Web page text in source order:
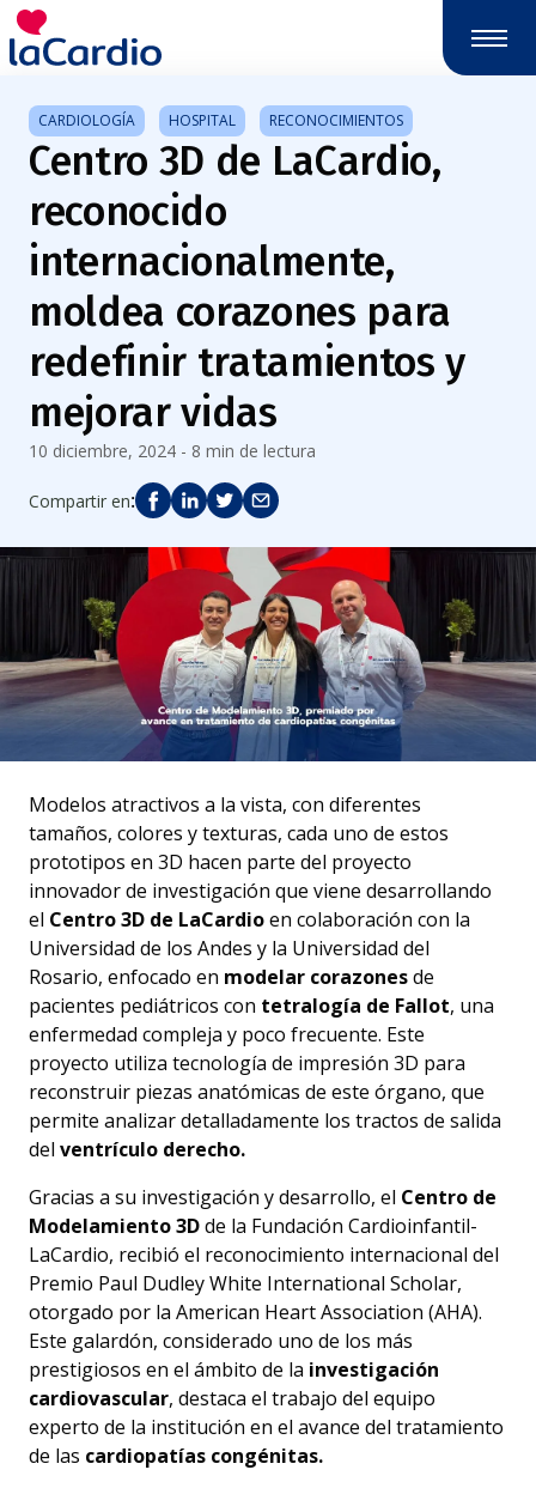
Nota:
este
sitio
web
incluye
accesibilidad.
CARDIOLOGÍA HOSPITAL RECONOCIMIENTOS
Centro 3D de LaCardio,
reconocido
internacionalmente,
moldea corazones para
redefinir tratamientos y
mejorar vidas
10 diciembre, 2024 - 8 min de lectura
Compartir en:
Modelos atractivos a la vista, con diferentes
tamaños, colores y texturas, cada uno de estos
prototipos en 3D hacen parte del proyecto
innovador de investigación que viene desarrollando
el Centro 3D de LaCardioen colaboración con la
Universidad de los Andes y la Universidad del
Rosario, enfocado en modelar corazonesde
pacientes pediátricos con tetralogía de Fallot, una
enfermedad compleja y poco frecuente. Este
proyecto utiliza tecnología de impresión 3D para
reconstruir piezas anatómicas de este órgano, que
permite analizar detalladamente los tractos de salida
del ventrículo derecho.
Gracias a su investigación y desarrollo, el Centro de
Modelamiento 3Dde la Fundación Cardioinfantil-
LaCardio, recibió el reconocimiento internacional del
Premio Paul Dudley White International Scholar,
otorgado por la American Heart Association (AHA).
Este galardón, considerado uno de los más
prestigiosos en el ámbito de la investigación
cardiovascular, destaca el trabajo del equipo
experto de la institución en el avance del tratamiento
de las cardiopatías congénitas.